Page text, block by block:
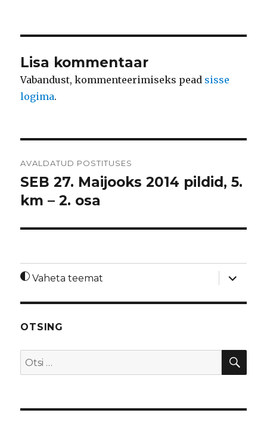
Lisa kommentaar
Vabandust, kommenteerimiseks pead sisse
logima.
AVALDATUD POSTITUSES
SEB 27. Maijooks 2014 pildid, 5.
km – 2. osa
Vaheta teemat
laienda
OTSING
Otsi: